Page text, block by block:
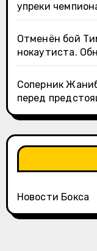
упреки
Отменён бой
нокаутиста.
Соперник
перед
Новости Бокса